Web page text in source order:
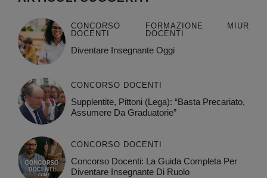
CONCORSO
DOCENTI
FORMAZIONE
DOCENTI
MIUR
Diventare Insegnante Oggi
CONCORSO DOCENTI
Supplentite, Pittoni (Lega): “Basta Precariato,
Assumere Da Graduatorie”
CONCORSO DOCENTI
Concorso Docenti: La Guida Completa Per
Diventare Insegnante Di Ruolo